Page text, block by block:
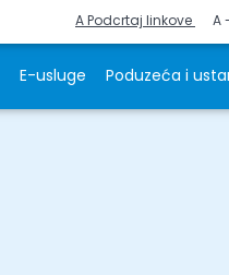
A Podcrtaj linkove
E-usluge Poduzeća i